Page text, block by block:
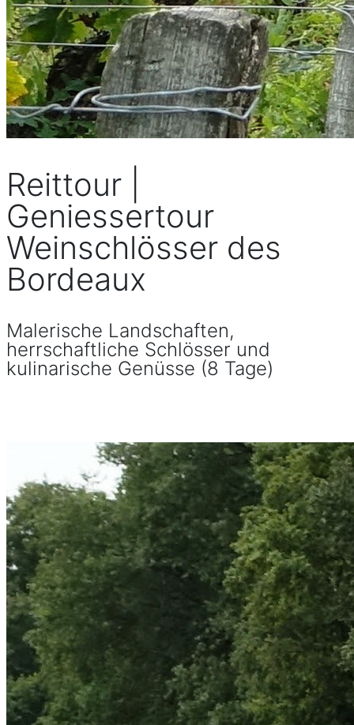
Reittour |
Geniessertour
Weinschlösser des
Bordeaux
Malerische Landschaften,
herrschaftliche Schlösser und
kulinarische Genüsse (8 Tage)